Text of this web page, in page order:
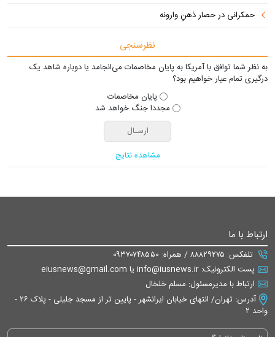
حمکرانی در حصار ذهنِ وارونه
نظرسنجی
به نظر شما توافق با آمریکا به پایان مخاصمات می‌انجامد یا دوباره شاهد یک
درگیری تمام عیار خواهیم بود؟
پایان مخاصمات
مجددا جنگ خواهد شد
مشاهده نتایج
ارتباط با ما
تلفکس: ۸۸۸۲۹۲۷۵ / همراه: ۰۹۳۷۰۷۴۸۵۵۰
پست الکترونیک: info@iusnews.ir یا eiusnews@gmail.com
ارتباط با مدیرمسئول: مسلم خلخال
آدرس: تهران/ انتهای خیابان ایرانشهر - پایین تر از مسجد جلیلی - پلاک ۲۶ -
واحد ۲